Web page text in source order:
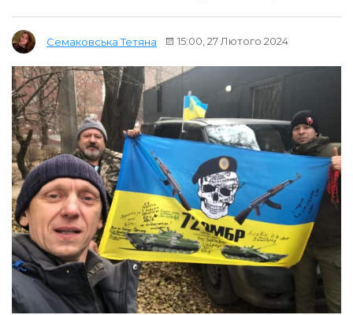
Семаковська Тетяна 15:00, 27 Лютого 2024